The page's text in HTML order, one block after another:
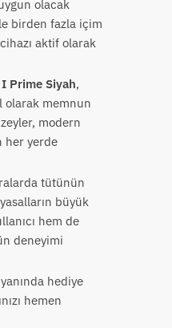
olacak
birden fazla içim
aktif olarak
Prime Siyah,
olarak memnun
modern
her yerde
tütünün
büyük
hem de
deneyimi
hediye
hemen